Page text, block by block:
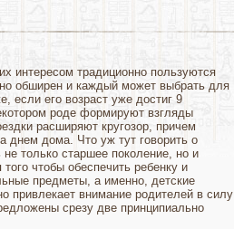
интересом традиционно пользуются
обширен и каждый может выбрать для
если его возраст уже достиг 9
роде формируют взгляды
расширяют кругозор, причем
днем дома. Что уж тут говорить о
только старшее поколение, но и
чтобы обеспечить ребенку и
предметы, а именно, детские
привлекает внимание родителей в силу
срезу две принципиально